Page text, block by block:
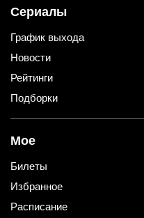
Сериалы
График выхода
Новости
Рейтинги
Подборки
Мое
Билеты
Избранное
Расписание